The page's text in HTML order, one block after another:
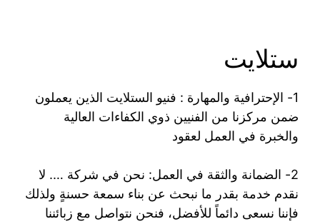
ستلايت
1- الإحترافية والمهارة : فنيو الستلايت الذين يعملون
ضمن مركزنا من الفنيين ذوي الكفاءات العالية
والخبرة في العمل لعقود
2- الضمانة والثقة في العمل: نحن في شركة …. لا
نقدم خدمة بقدر ما نبحث عن بناء سمعة حسنةٍ ولذلك
فإننا نسعى دائماً للأفضل، فنحن نتواصل مع زبائننا